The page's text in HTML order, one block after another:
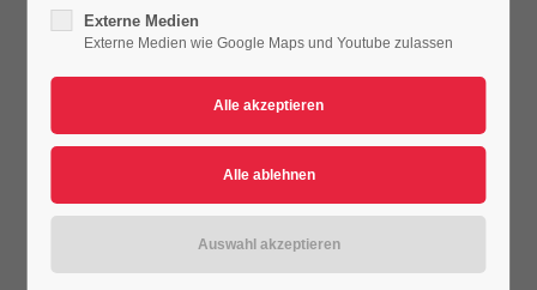
Externe Medien
Externe Medien wie Google Maps und Youtube zulassen